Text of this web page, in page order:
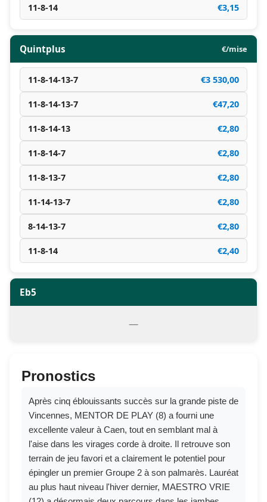
11-8-14 €3,15
Quintplus €/mise
11-8-14-13-7 €3 530,00
11-8-14-13-7 €47,20
11-8-14-13 €2,80
11-8-14-7 €2,80
11-8-13-7 €2,80
11-14-13-7 €2,80
8-14-13-7 €2,80
11-8-14 €2,40
Eb5
—
Pronostics
Après cinq éblouissants succès sur la grande piste de
Vincennes, MENTOR DE PLAY (8) a fourni une
excellente valeur à Caen, tout en semblant mal à
l'aise dans les virages corde à droite. Il retrouve son
terrain de jeu favori et a clairement le potentiel pour
épingler un premier Groupe 2 à son palmarès. Lauréat
au plus haut niveau l'hiver dernier, MAESTRO VRIE